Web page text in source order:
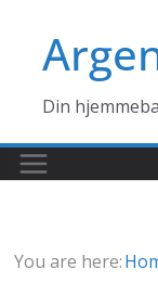
content
Din
You are here: